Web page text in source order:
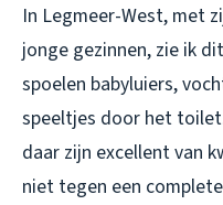
In Legmeer-West, met
jonge gezinnen, zie ik
spoelen babyluiers,
speeltjes door het
daar zijn excellent van
niet tegen een